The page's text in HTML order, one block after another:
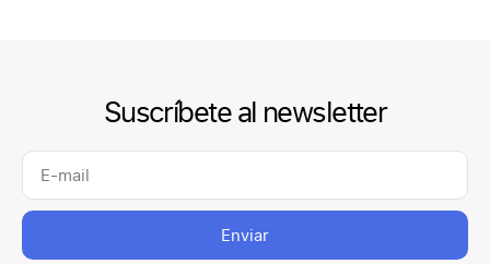
Suscríbete al newsletter
Enviar